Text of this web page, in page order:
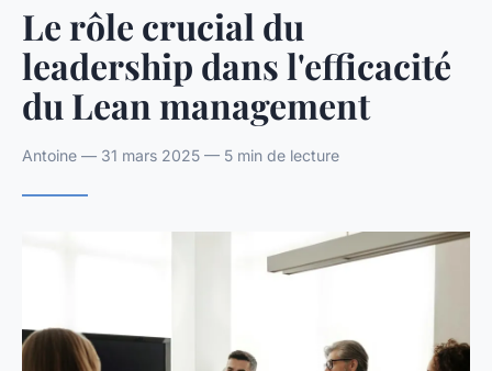
Le rôle crucial du
leadership dans l'efficacité
du Lean management
Antoine — 31 mars 2025 — 5 min de lecture